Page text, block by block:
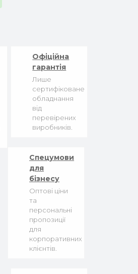
Офіційна
гарантія
Лише
сертифіковане
обладнання
від
перевірених
виробників.
Спецумови
для
бізнесу
Оптові ціни
та
персональні
пропозиції
для
корпоративних
клієнтів.